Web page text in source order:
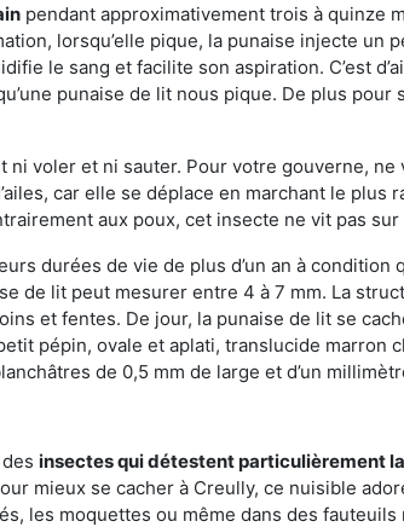
pendant approximativement trois à quinze
lorsqu’elle pique, la punaise injecte un
le sang et facilite son aspiration. C’est
punaise de lit nous pique. De plus pour
ni voler et ni sauter. Pour votre gouverne, ne
car elle se déplace en marchant le plus
aux poux, cet insecte ne vit pas sur
durées de vie de plus d’un an à condition
de lit peut mesurer entre 4 à 7 mm. La
et fentes. De jour, la punaise de lit se
pépin, ovale et aplati, translucide marron
de 0,5 mm de large et d’un
insectes qui détestent particulièrement
mieux se cacher à Creully, ce nuisible
les moquettes ou même dans des fauteuils